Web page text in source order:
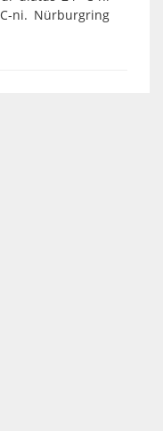
ni. Nürburgring